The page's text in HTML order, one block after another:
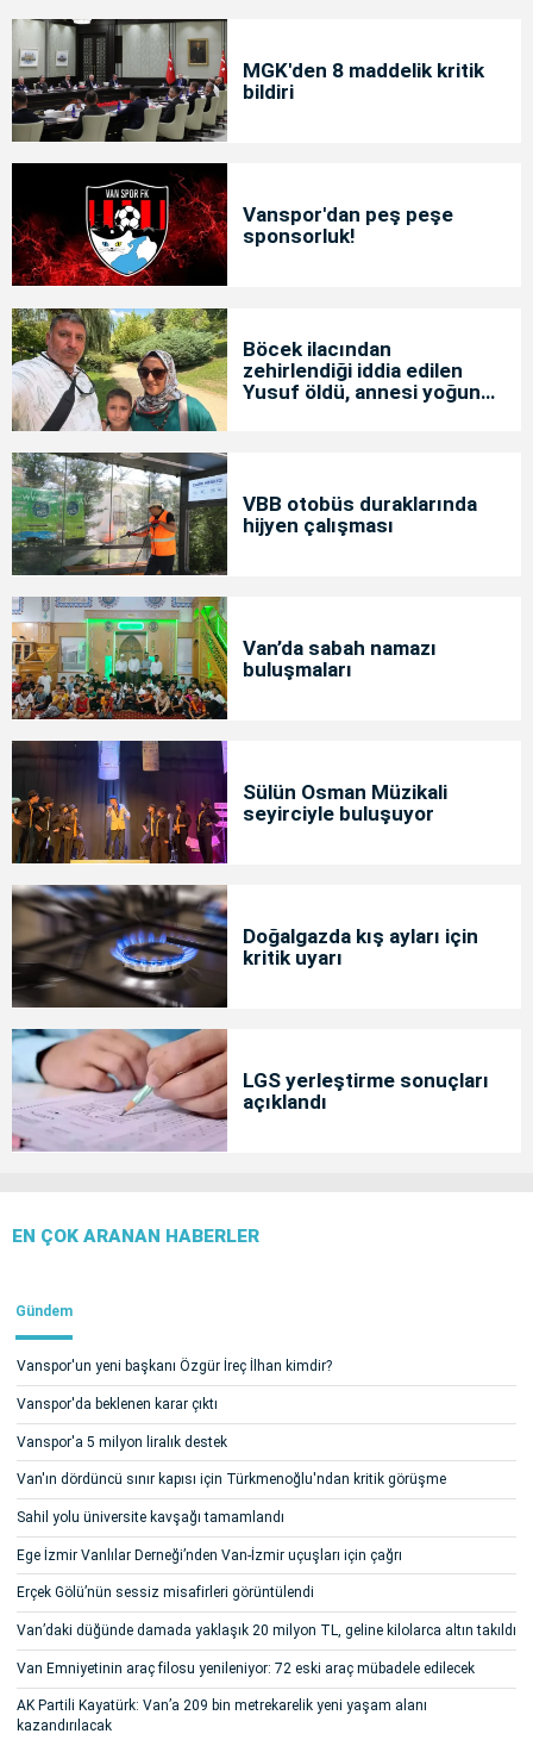
MGK'den 8 maddelik kritik
bildiri
Vanspor'dan peş peşe
sponsorluk!
Böcek ilacından
zehirlendiği iddia edilen
Yusuf öldü, annesi yoğun
VBB otobüs duraklarında
hijyen çalışması
Van’da sabah namazı
buluşmaları
Sülün Osman Müzikali
seyirciyle buluşuyor
Doğalgazda kış ayları için
kritik uyarı
LGS yerleştirme sonuçları
açıklandı
EN ÇOK ARANAN HABERLER
Gündem
Vanspor'un yeni başkanı Özgür İreç İlhan kimdir?
Vanspor'da beklenen karar çıktı
Vanspor'a 5 milyon liralık destek
Van'ın dördüncü sınır kapısı için Türkmenoğlu'ndan kritik görüşme
Sahil yolu üniversite kavşağı tamamlandı
Ege İzmir Vanlılar Derneği’nden Van-İzmir uçuşları için çağrı
Erçek Gölü’nün sessiz misafirleri görüntülendi
Van’daki düğünde damada yaklaşık 20 milyon TL, geline kilolarca altın takıldı
Van Emniyetinin araç filosu yenileniyor: 72 eski araç mübadele edilecek
AK Partili Kayatürk: Van’a 209 bin metrekarelik yeni yaşam alanı
kazandırılacak